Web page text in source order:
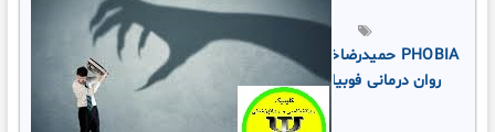
PHOBIA حمیدرضاخوشنویس
روان درمانی فوبیا فوبیا